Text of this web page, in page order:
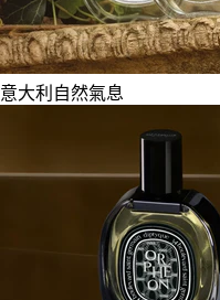
意大利自然氣息